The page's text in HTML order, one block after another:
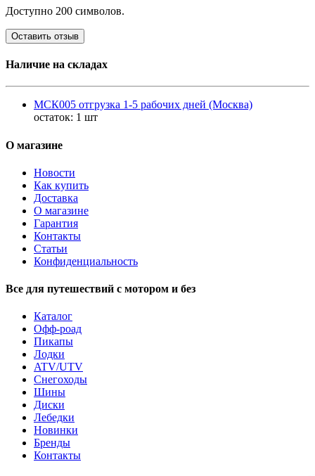
Доступно 200 символов.
Оставить отзыв
Наличие на складах
МСК005 отгрузка 1-5 рабочих дней (Москва)
остаток: 1 шт
О магазине
Новости
Как купить
Доставка
О магазине
Гарантия
Контакты
Статьи
Конфиденциальность
Все для путешествий с мотором и без
Каталог
Офф-роад
Пикапы
Лодки
ATV/UTV
Снегоходы
Шины
Диски
Лебедки
Новинки
Бренды
Контакты